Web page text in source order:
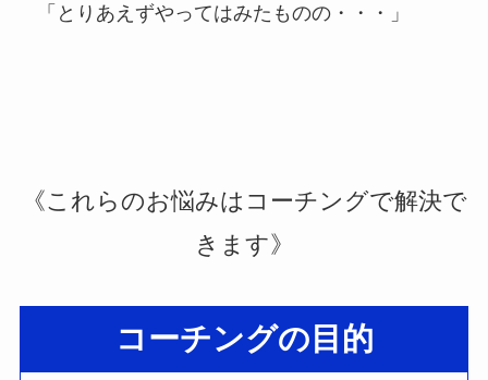
「とりあえずやってはみたものの・・・」
《これらのお悩みはコーチングで解決で
きます》
コーチングの目的